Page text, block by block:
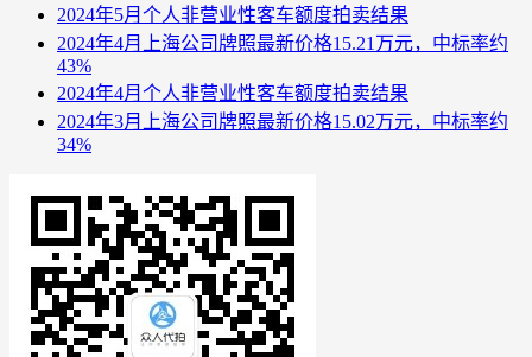
2024年5月个人非营业性客车额度拍卖结果
2024年4月上海公司牌照最新价格15.21万元，中标率约
43%
2024年4月个人非营业性客车额度拍卖结果
2024年3月上海公司牌照最新价格15.02万元，中标率约
34%